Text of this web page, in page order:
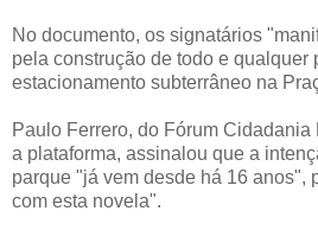
No documento, os signatários
pela construção de todo e qualquer
estacionamento subterrâneo na
Paulo Ferrero, do Fórum Cidadania
a plataforma, assinalou que a
parque "já vem desde há 16 anos",
com esta novela".